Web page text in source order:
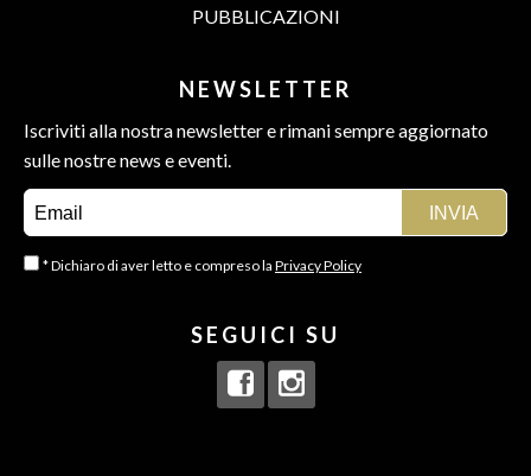
PUBBLICAZIONI
NEWSLETTER
Iscriviti alla nostra newsletter e rimani sempre aggiornato
sulle nostre news e eventi.
* Dichiaro di aver letto e compreso la Privacy Policy
SEGUICI SU